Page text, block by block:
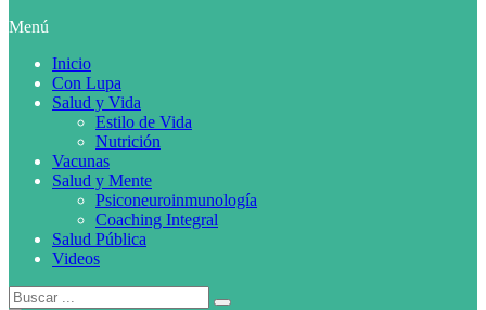
Menú
Inicio
Con Lupa
Salud y Vida
Estilo de Vida
Nutrición
Vacunas
Salud y Mente
Psiconeuroinmunología
Coaching Integral
Salud Pública
Videos